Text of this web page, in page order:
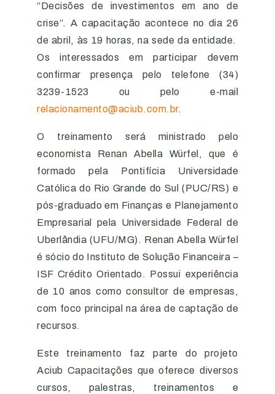
“Decisões de investimentos em ano de
crise”. A capacitação acontece no dia 26
de abril, às 19 horas, na sede da entidade.
Os interessados em participar devem
confirmar presença pelo telefone (34)
3239-1523 ou pelo e-mail
relacionamento@aciub.com.br.
O treinamento será ministrado pelo
economista Renan Abella Würfel, que é
formado pela Pontifícia Universidade
Católica do Rio Grande do Sul (PUC/RS) e
pós-graduado em Finanças e Planejamento
Empresarial pela Universidade Federal de
Uberlândia (UFU/MG). Renan Abella Würfel
é sócio do Instituto de Solução Financeira –
ISF Crédito Orientado. Possui experiência
de 10 anos como consultor de empresas,
com foco principal na área de captação de
recursos.
Este treinamento faz parte do projeto
Aciub Capacitações que oferece diversos
cursos, palestras, treinamentos e